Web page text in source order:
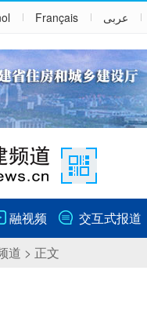
Français عربى
融视频 交互式报道
道 > 正文